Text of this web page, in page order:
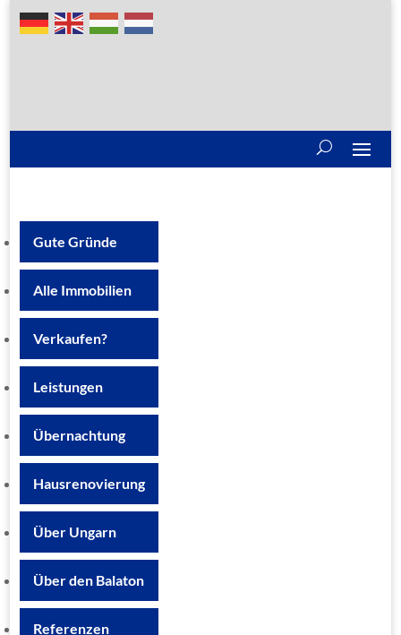
Gute Gründe
Alle Immobilien
Verkaufen?
Leistungen
Übernachtung
Hausrenovierung
Über Ungarn
Über den Balaton
Referenzen